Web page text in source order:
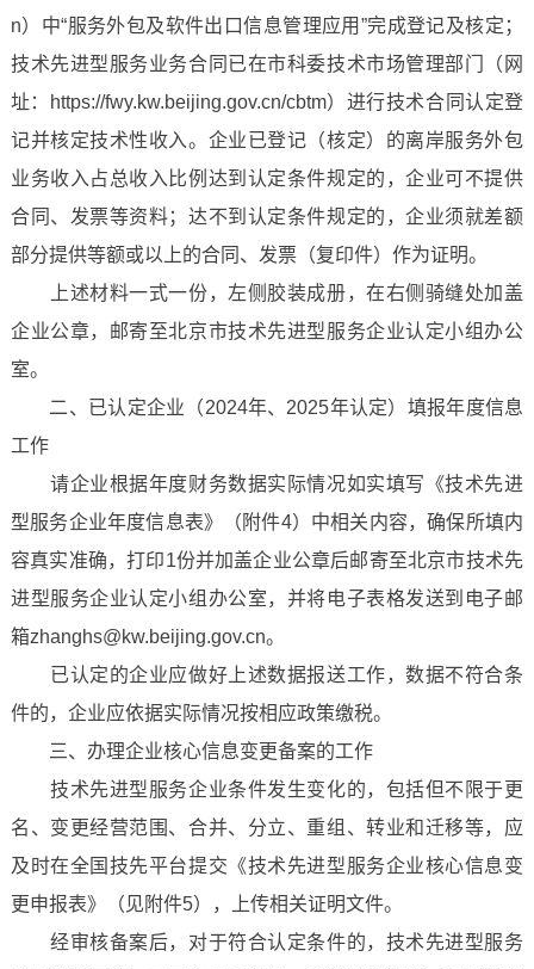
n）中“服务外包及软件出口信息管理应用”完成登记及核定；
技术先进型服务业务合同已在市科委技术市场管理部门（网
址：https://fwy.kw.beijing.gov.cn/cbtm）进行技术合同认定登
记并核定技术性收入。企业已登记（核定）的离岸服务外包
业务收入占总收入比例达到认定条件规定的，企业可不提供
合同、发票等资料；达不到认定条件规定的，企业须就差额
部分提供等额或以上的合同、发票（复印件）作为证明。
上述材料一式一份，左侧胶装成册，在右侧骑缝处加盖
企业公章，邮寄至北京市技术先进型服务企业认定小组办公
室。
二、已认定企业（2024年、2025年认定）填报年度信息
工作
请企业根据年度财务数据实际情况如实填写《技术先进
型服务企业年度信息表》（附件4）中相关内容，确保所填内
容真实准确，打印1份并加盖企业公章后邮寄至北京市技术先
进型服务企业认定小组办公室，并将电子表格发送到电子邮
箱zhanghs@kw.beijing.gov.cn。
已认定的企业应做好上述数据报送工作，数据不符合条
件的，企业应依据实际情况按相应政策缴税。
三、办理企业核心信息变更备案的工作
技术先进型服务企业条件发生变化的，包括但不限于更
名、变更经营范围、合并、分立、重组、转业和迁移等，应
及时在全国技先平台提交《技术先进型服务企业核心信息变
更申报表》（见附件5），上传相关证明文件。
经审核备案后，对于符合认定条件的，技术先进型服务